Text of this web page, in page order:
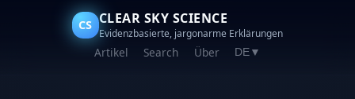
CS CLEAR SKY SCIENCE
Evidenzbasierte, jargonarme Erklärungen
Artikel Search Über DE▼